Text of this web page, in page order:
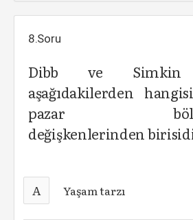
8.Soru
Dibb ve
aşağıdakilerden
pazar
değişkenlerinden
A Yaşam tarzı